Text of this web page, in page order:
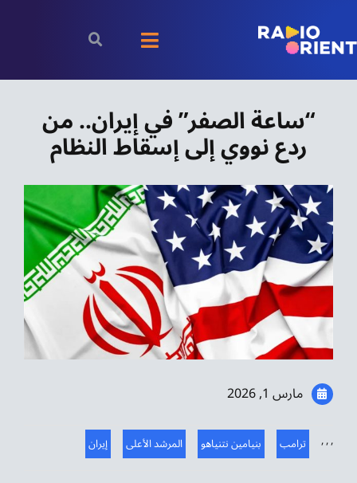
content
Toggle
Navigation
بودكاست
الأخبار
رياضة
اقتصاد
مقالات
موسيقى الشرق
“ساعة الصفر” في إيران.. من
ردع نووي إلى إسقاط النظام
مارس 1, 2026
إيران , المرشد الأعلى , بنيامين نتنياهو , ترامب